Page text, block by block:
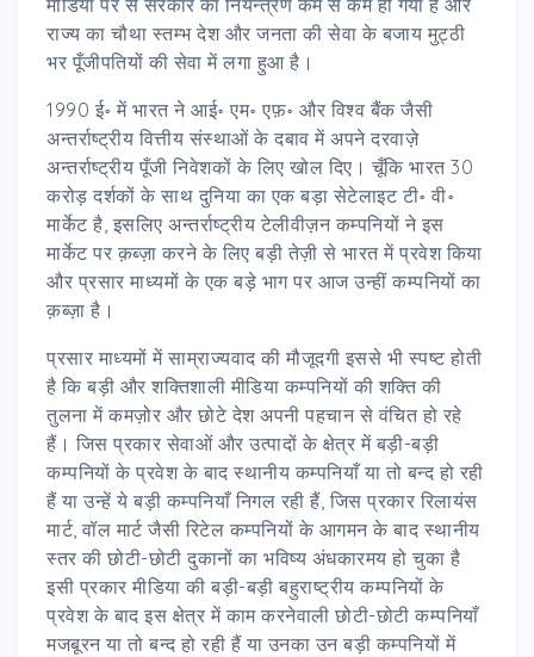
राज्य का चौथा स्तम्भ देश और जनता की सेवा के बजाय मुट्ठी
भर पूँजीपतियों की सेवा में लगा हुआ है।
1990 ई॰ में भारत ने आई॰ एम॰ एफ़॰ और विश्व बैंक जैसी
अन्तर्राष्ट्रीय वित्तीय संस्थाओं के दबाव में अपने दरवाज़े
अन्तर्राष्ट्रीय पूँजी निवेशकों के लिए खोल दिए। चूँकि भारत 30
करोड़ दर्शकों के साथ दुनिया का एक बड़ा सेटेलाइट टी॰ वी॰
मार्केट है, इसलिए अन्तर्राष्ट्रीय टेलीवीज़न कम्पनियों ने इस
मार्केट पर क़ब्ज़ा करने के लिए बड़ी तेज़ी से भारत में प्रवेश किया
और प्रसार माध्यमों के एक बड़े भाग पर आज उन्हीं कम्पनियों का
क़ब्ज़ा है।
प्रसार माध्यमों में साम्राज्यवाद की मौजूदगी इससे भी स्पष्ट होती
है कि बड़ी और शक्तिशाली मीडिया कम्पनियों की शक्ति की
तुलना में कमज़ोर और छोटे देश अपनी पहचान से वंचित हो रहे
हैं। जिस प्रकार सेवाओं और उत्पादों के क्षेत्र में बड़ी-बड़ी
कम्पनियों के प्रवेश के बाद स्थानीय कम्पनियाँ या तो बन्द हो रही
हैं या उन्हें ये बड़ी कम्पनियाँ निगल रही हैं, जिस प्रकार रिलायंस
मार्ट, वॉल मार्ट जैसी रिटेल कम्पनियों के आगमन के बाद स्थानीय
स्तर की छोटी-छोटी दुकानों का भविष्य अंधकारमय हो चुका है
इसी प्रकार मीडिया की बड़ी-बड़ी बहुराष्ट्रीय कम्पनियों के
प्रवेश के बाद इस क्षेत्र में काम करनेवाली छोटी-छोटी कम्पनियाँ
मजबूरन या तो बन्द हो रही हैं या उनका उन बड़ी कम्पनियों में